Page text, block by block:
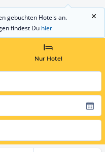
gebuchten Hotels an.
findest Du hier
Nur Hotel